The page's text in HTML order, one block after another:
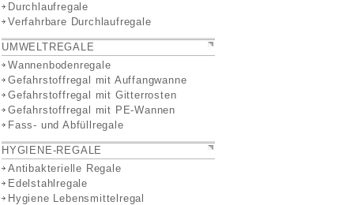
Durchlaufregale
Verfahrbare Durchlaufregale
UMWELTREGALE
Wannenbodenregale
Gefahrstoffregal mit Auffangwanne
Gefahrstoffregal mit Gitterrosten
Gefahrstoffregal mit PE-Wannen
Fass- und Abfüllregale
HYGIENE-REGALE
Antibakterielle Regale
Edelstahlregale
Hygiene Lebensmittelregal